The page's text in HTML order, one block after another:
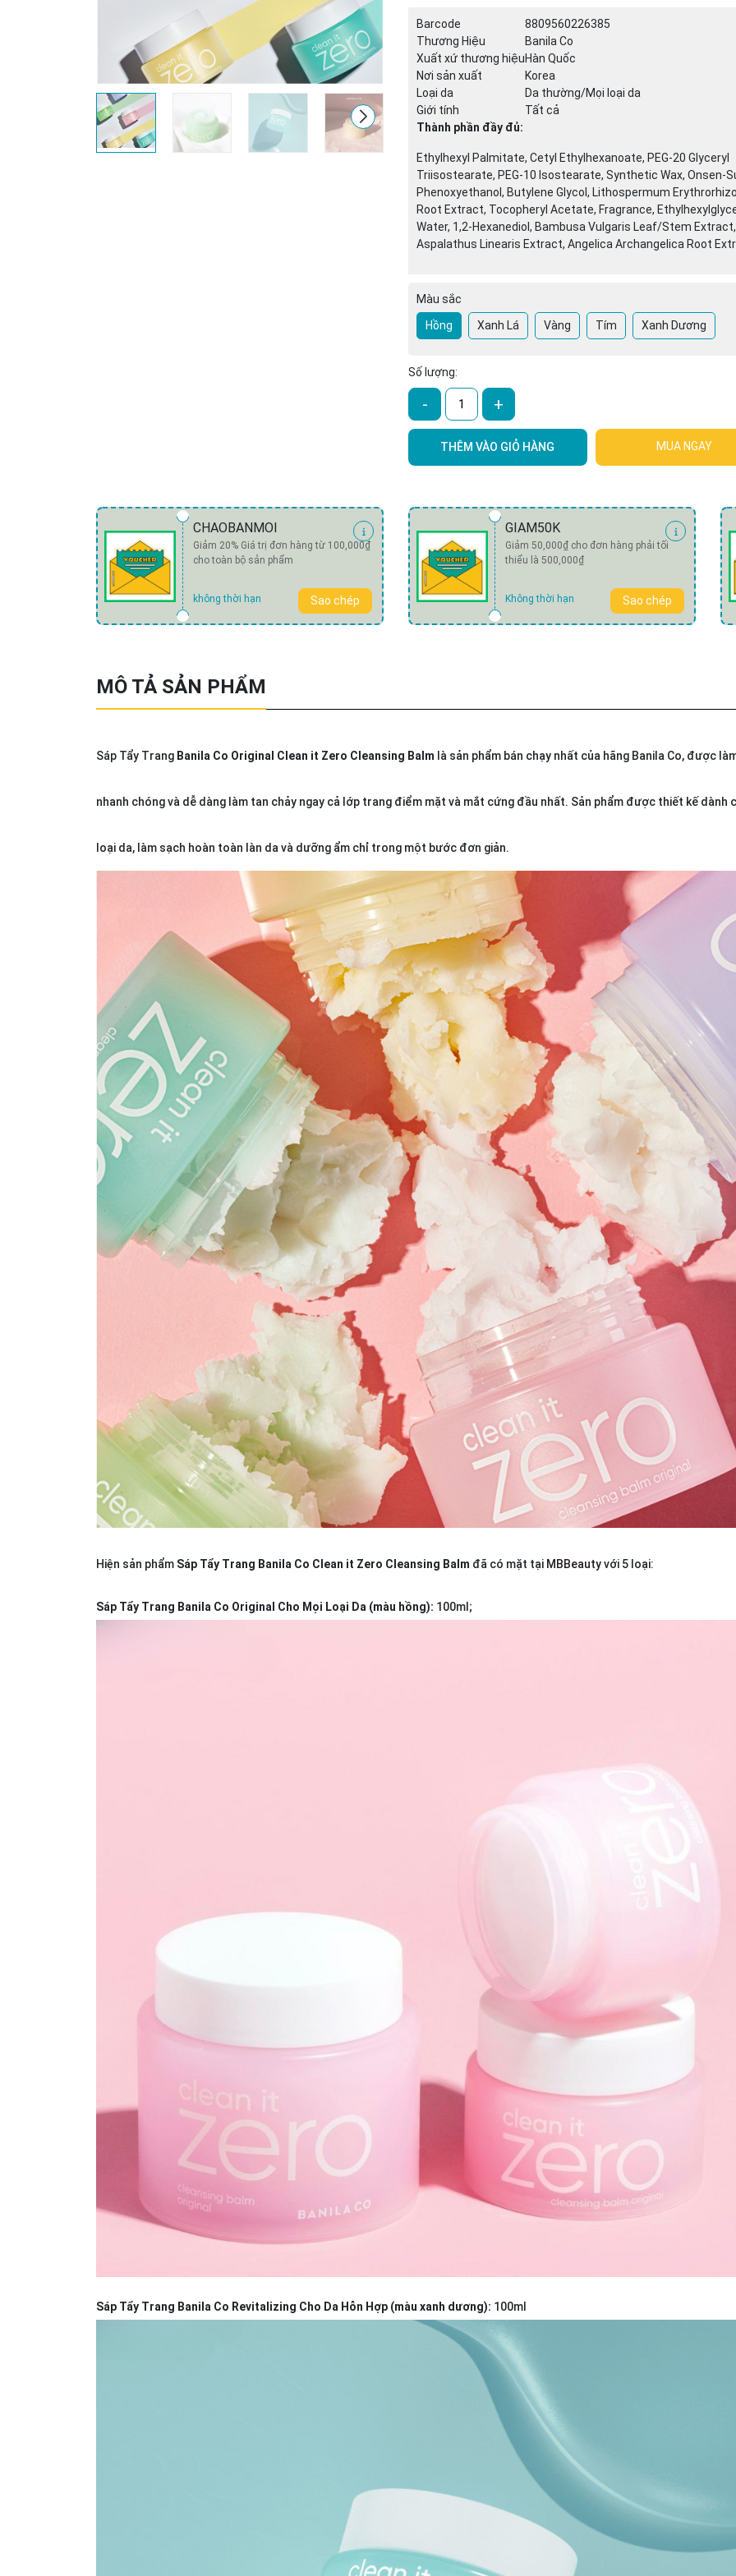
Barcode
8809560226385
Thương Hiệu
Banila Co
Xuất xứ thương hiệuHàn Quốc
Nơi sản xuất
Korea
Loại da
Da thường/Mọi loại da
Giới tính
Tất cả
Thành phần đầy đủ:
Ethylhexyl Palmitate, Cetyl Ethylhexanoate, PEG-20 Glyceryl
Triisostearate, PEG-10 Isostearate, Synthetic Wax, Onsen-
Phenoxyethanol, Butylene Glycol, Lithospermum
Root Extract, Tocopheryl Acetate, Fragrance,
Water, 1,2-Hexanediol, Bambusa Vulgaris Leaf/Stem Extract,
Aspalathus Linearis Extract, Angelica Archangelica Root
Màu sắc
Hồng
Xanh Lá Vàng Tím Xanh Dương
Số lượng:
- +
THÊM VÀO GIỎ HÀNG MUA NGAY
CHAOBANMOI
Giảm 20% Giá trị đơn hàng từ 100,000₫
cho toàn bộ sản phẩm
không thời hạn Sao chép
GIAM50K
Giảm 50,000₫ cho đơn hàng phải tối
thiểu là 500,000₫
Không thời hạn Sao chép
Ngày hết hạn:
Điều kiện:
MÔ TẢ SẢN PHẨM
Sáp Tẩy Trang Banila Co Original Clean it Zero Cleansing Balm là sản phẩm bán chạy nhất của hãng Banila Co, được
nhanh chóng và dễ dàng làm tan chảy ngay cả lớp trang điểm mặt và mắt cứng đầu nhất. Sản phẩm được thiết kế dành
loại da, làm sạch hoàn toàn làn da và dưỡng ẩm chỉ trong một bước đơn giản.
Hiện sản phẩm Sáp Tẩy Trang Banila Co Clean it Zero Cleansing Balm đã có mặt tại MBBeautyvới 5 loại:
Sáp Tẩy Trang Banila Co Original Cho Mọi Loại Da (màu hồng): 100ml;
Sáp Tẩy Trang Banila Co Revitalizing Cho Da Hỗn Hợp (màu xanh dương): 100ml